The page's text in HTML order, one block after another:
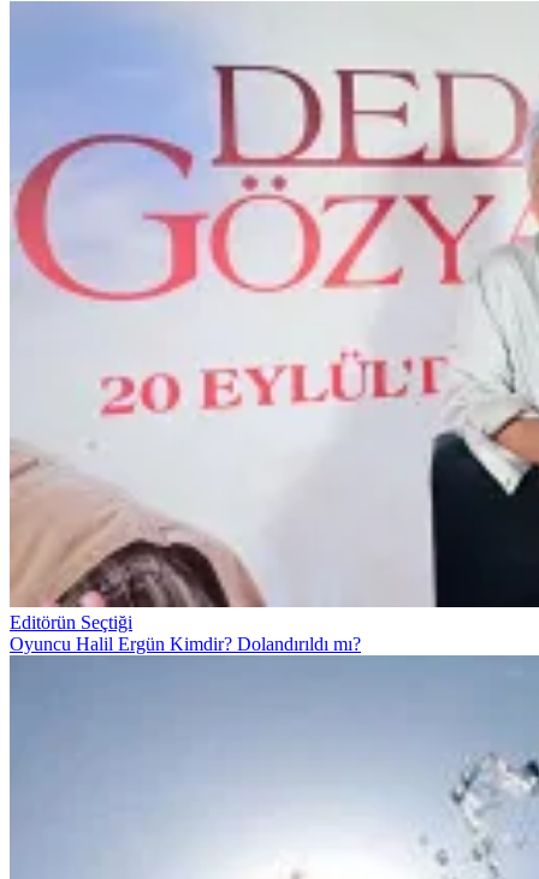
Editörün Seçtiği
Oyuncu Halil Ergün Kimdir? Dolandırıldı mı?